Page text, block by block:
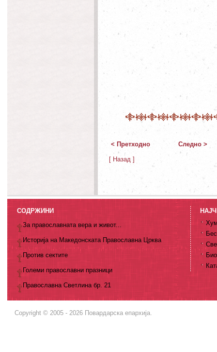
< Претходно Следно >
[ Назад ]
СОДРЖИНИ
За православната вера и живот...
Историја на Македонската Православна Црква
Против сектите
Големи православни празници
Православна Светлина бр. 21
Copyright © 2005 - 2026 Повардарска епархија.